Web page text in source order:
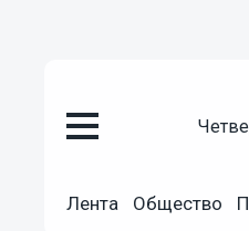
Лента Общество
подавшим